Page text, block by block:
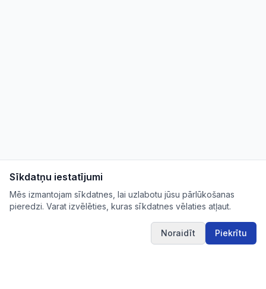
Sīkdatņu iestatījumi
Mēs izmantojam sīkdatnes, lai uzlabotu jūsu pārlūkošanas
pieredzi. Varat izvēlēties, kuras sīkdatnes vēlaties atļaut.
Noraidīt Piekrītu